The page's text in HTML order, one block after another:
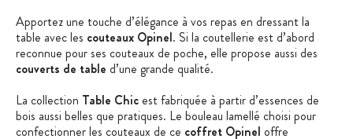
Apportez une touche d’élégance à vos repas en dressant la
table avec les couteaux Opinel. Si la coutellerie est d’abord
reconnue pour ses couteaux de poche, elle propose aussi des
couverts de table d’une grande qualité.
La collection Table Chic est fabriquée à partir d’essences de
bois aussi belles que pratiques. Le bouleau lamellé choisi pour
confectionner les couteaux de ce coffret Opinel offre